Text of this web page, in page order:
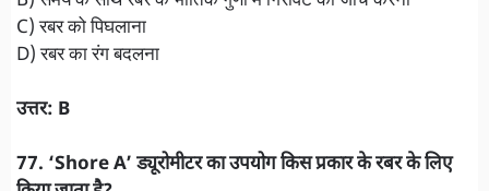
C) रबर को पिघलाना
D) रबर का रंग बदलना
उत्तर: B
77. ‘Shore A’ ड्यूरोमीटर का उपयोग किस प्रकार के रबर के लिए